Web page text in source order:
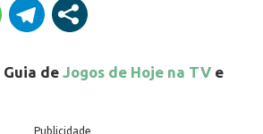
Guia de Jogos de Hoje na TV e
Publicidade